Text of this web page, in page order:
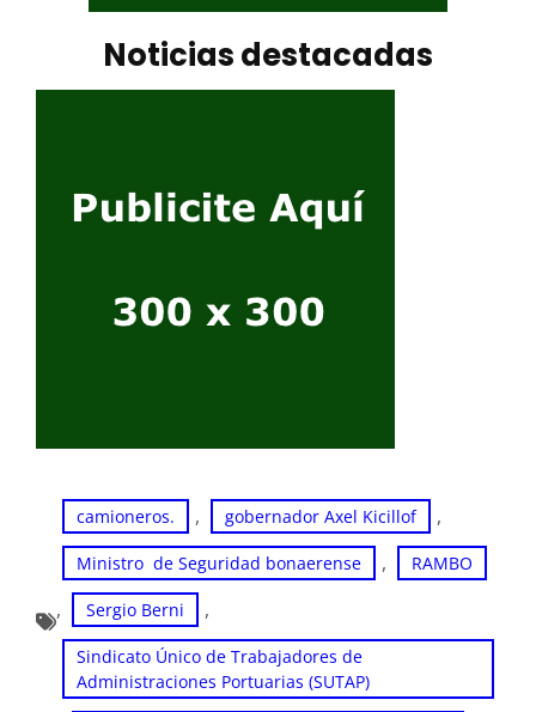
Noticias destacadas
camioneros. , gobernador Axel Kicillof ,
Ministro de Seguridad bonaerense , RAMBO
, Sergio Berni ,
Sindicato Único de Trabajadores de
Administraciones Portuarias (SUTAP)